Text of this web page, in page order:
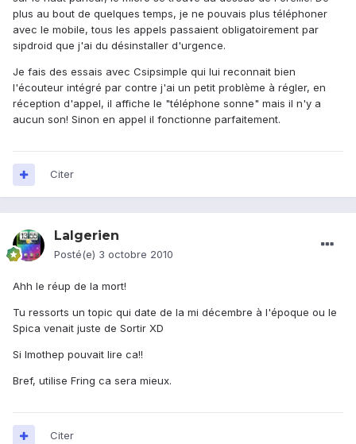
plus au bout de quelques temps, je ne pouvais plus téléphoner
avec le mobile, tous les appels passaient obligatoirement par
sipdroid que j'ai du désinstaller d'urgence.
Je fais des essais avec Csipsimple qui lui reconnait bien
l'écouteur intégré par contre j'ai un petit problème à régler, en
réception d'appel, il affiche le "téléphone sonne" mais il n'y a
aucun son! Sinon en appel il fonctionne parfaitement.
Citer
Lalgerien
Posté(e) 3 octobre 2010
Ahh le réup de la mort!
Tu ressorts un topic qui date de la mi décembre à l'époque ou le
Spica venait juste de Sortir XD
Si Imothep pouvait lire ca!!
Bref, utilise Fring ca sera mieux.
Citer